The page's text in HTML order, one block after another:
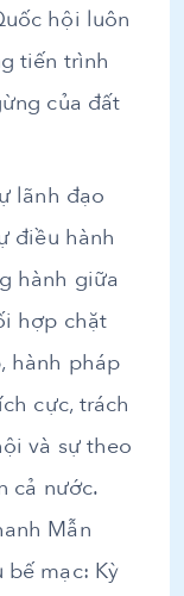
hội luôn
tiến trình
của đất
lãnh đạo
điều hành
hành giữa
hợp chặt
hành pháp
cực, trách
và sự theo
cả nước.
Mẫn
mạc: Kỳ